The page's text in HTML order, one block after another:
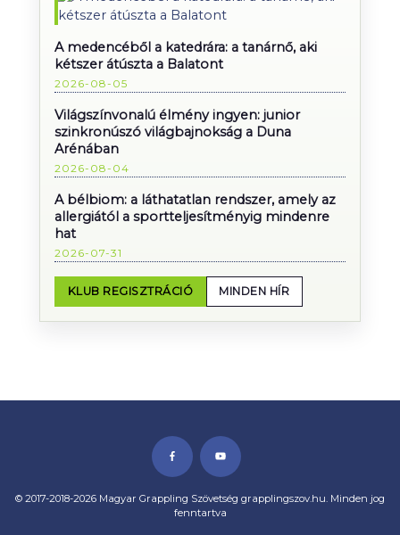
A medencéből a katedrára: a tanárnő, aki
kétszer átúszta a Balatont
2026-08-05
Világszínvonalú élmény ingyen: junior
szinkronúszó világbajnokság a Duna
Arénában
2026-08-04
A bélbiom: a láthatatlan rendszer, amely az
allergiától a sportteljesítményig mindenre
hat
2026-07-31
KLUB REGISZTRÁCIÓ MINDEN HÍR
© 2017-2018-2026 Magyar Grappling Szövetség grapplingszov.hu. Minden jog
fenntartva